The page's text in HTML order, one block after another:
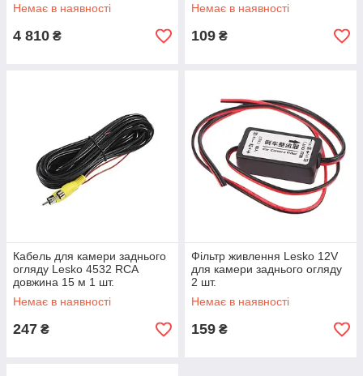
Немає в наявності
4 810 ₴
Немає в наявності
109 ₴
Кабель для камери заднього
огляду Lesko 4532 RCA
довжина 15 м 1 шт.
Немає в наявності
247 ₴
Фільтр живлення Lesko 12V
для камери заднього огляду
2 шт.
Немає в наявності
159 ₴